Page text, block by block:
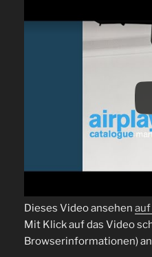
Dieses Video ansehen auf
Mit Klick auf das Video
Browserinformationen)